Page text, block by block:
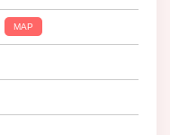
MAP